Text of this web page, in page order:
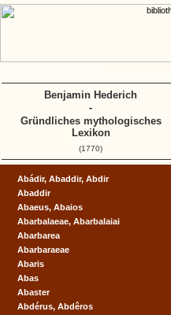
Abádir, Abaddir, Abdir
Abaddir
Abaeus, Abaios
Abarbalaeae, Abarbalaiai
Abarbarea
Abarbaraeae
Abaris
Abas
Abaster
Abdérus, Abdêros
Benjamin Hederich
-
Gründliches mythologisches
Lexikon
(1770)